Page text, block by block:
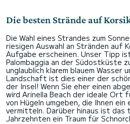
Die besten Strände auf
Die Wahl eines Strandes zum
riesigen Auswahl an Stränden auf
Aufgabe erscheinen. Unser Tipp
Palombaggia an der Südostküste
unglaublich klarem blauem Wasser
Landschaft ist dies einer der
der Insel! Wenn Sie eher einen
wird Arinella Beach der ideale Ort
von Hügeln umgeben, die Ihnen
vermitteln. Darüber hinaus ist das
Jahrzehnten ein Traum für